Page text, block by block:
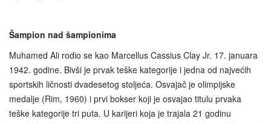
Šampion nad šampionima
Muhamed Ali rodio se kao Marcellus Cassius Clay Jr. 17. januara
1942. godine. Bivši je prvak teške kategorije i jedna od najvećih
sportskih ličnosti dvadesetog stoljeća. Osvajač je olimpijske
medalje (Rim, 1960) i prvi bokser koji je osvajao titulu prvaka
teške kategorije tri puta. U karijeri koja je trajala 21 godinu